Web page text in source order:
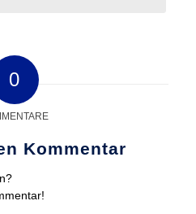
0
Kommentar